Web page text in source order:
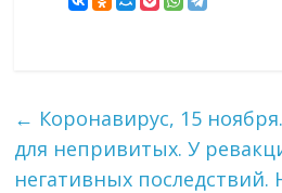
← Коронавирус, 15
для непривитых. У
негативных последствий.